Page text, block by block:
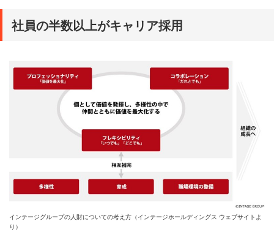
社員の半数以上がキャリア採用
インテージグループの人財についての考え方（インテージホールディングス ウェブサイトよ
り）